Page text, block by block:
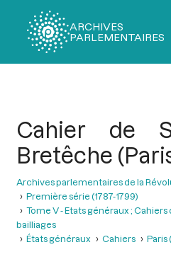
ARCHIVES
PARLEMENTAIRES
Cahier de
Bretêche
Archives parlementaires de la
Première série (1787-1799)
Tome V - Etats généraux ;
bailliages
États généraux
Cahiers Paris